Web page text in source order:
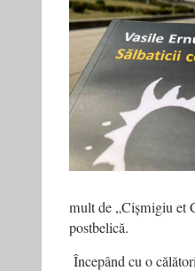
mult de „Cișmigiu et
postbelică.
Începând cu o